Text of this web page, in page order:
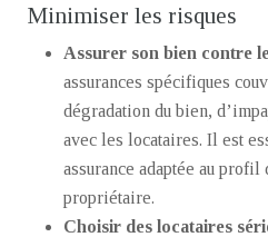
Minimiser les risques
Assurer son bien contre
assurances spécifiques
dégradation du bien,
avec les locataires. Il est
assurance adaptée au profil
propriétaire.
Choisir des locataires